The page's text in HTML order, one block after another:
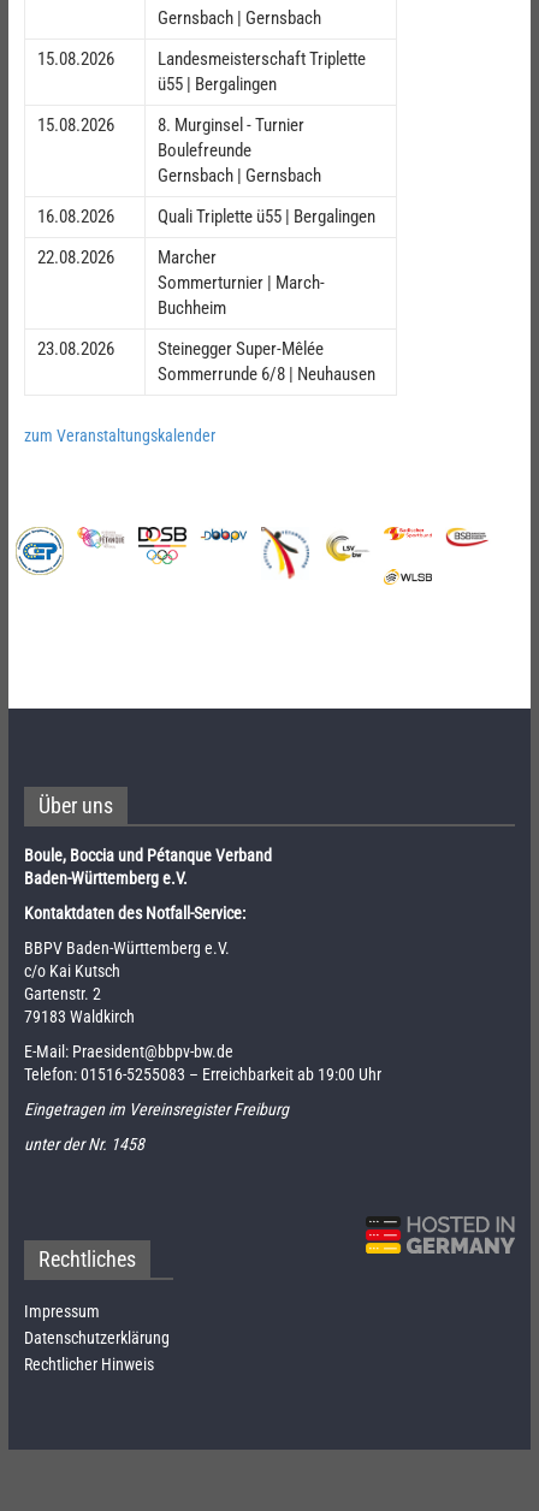
Gernsbach | Gernsbach
15.08.2026
Landesmeisterschaft Triplette
ü55 | Bergalingen
15.08.2026
8. Murginsel - Turnier
Boulefreunde
Gernsbach | Gernsbach
16.08.2026
Quali Triplette ü55 | Bergalingen
22.08.2026
Marcher
Sommerturnier | March-
Buchheim
23.08.2026
Steinegger Super-Mêlée
Sommerrunde 6/8 | Neuhausen
zum Veranstaltungskalender
Über uns
Boule, Boccia und Pétanque Verband
Baden-Württemberg e.V.
Kontaktdaten des Notfall-Service:
BBPV Baden-Württemberg e.V.
c/o Kai Kutsch
Gartenstr. 2
79183 Waldkirch
E-Mail: Praesident@bbpv-bw.de
Telefon:01516-5255083 – Erreichbarkeit ab 19:00 Uhr
Eingetragen im Vereinsregister Freiburg
unter der Nr. 1458
Rechtliches
Impressum
Datenschutzerklärung
Rechtlicher Hinweis